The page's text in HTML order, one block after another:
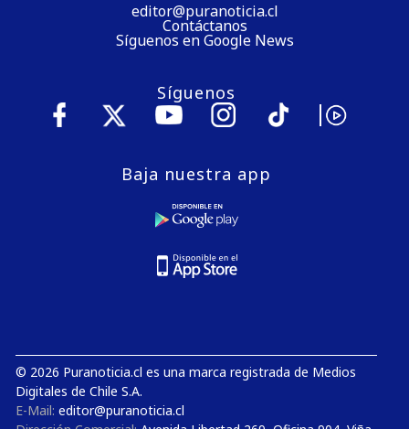
editor@puranoticia.cl
Contáctanos
Síguenos en Google News
Síguenos
Baja nuestra app
© 2026 Puranoticia.cl es una marca registrada de Medios
Digitales de Chile S.A.
E-Mail: editor@puranoticia.cl